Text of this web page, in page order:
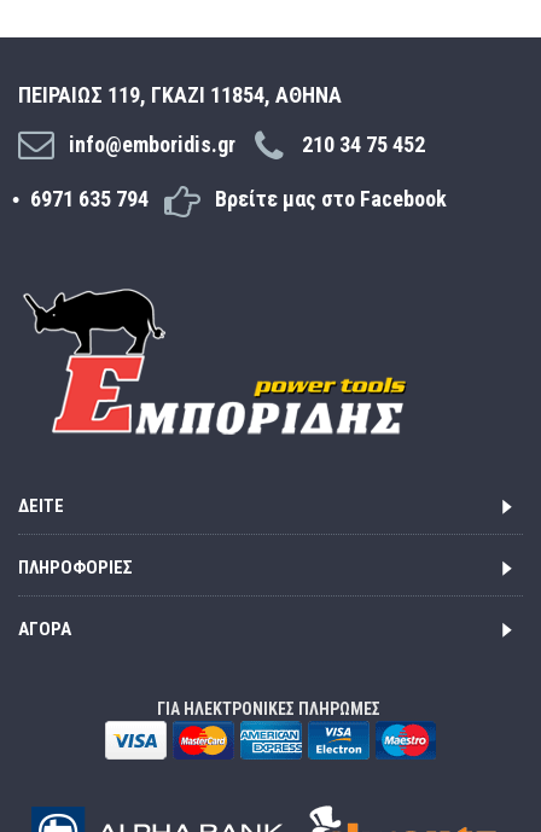
ΠΕΙΡΑΙΩΣ 119, ΓΚΑΖΙ 11854, ΑΘΗΝΑ
info@emboridis.gr
210 34 75 452
6971 635 794 Βρείτε μας στο Facebook
ΔΕΊΤΕ
ΠΛΗΡΟΦΟΡΊΕΣ
ΑΓΟΡΆ
ΓΙΑ ΗΛΕΚΤΡΟΝΙΚΕΣ ΠΛΗΡΩΜΕΣ